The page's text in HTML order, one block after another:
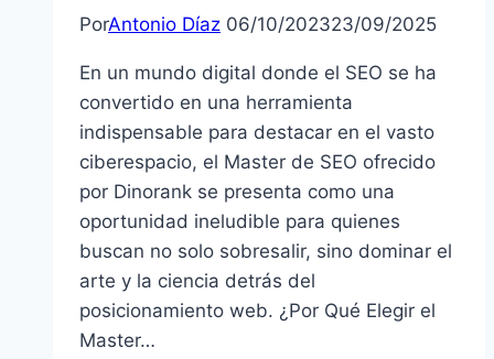
PorAntonio Díaz 06/10/202323/09/2025
En un mundo digital donde el SEO se ha
convertido en una herramienta
indispensable para destacar en el vasto
ciberespacio, el Master de SEO ofrecido
por Dinorank se presenta como una
oportunidad ineludible para quienes
buscan no solo sobresalir, sino dominar el
arte y la ciencia detrás del
posicionamiento web. ¿Por Qué Elegir el
Master…